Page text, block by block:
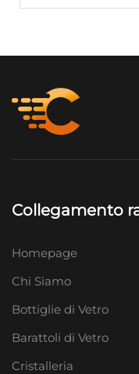
Collegamento
Homepage
Chi Siamo
Bottiglie di Vetro
Barattoli di Vetro
Cristalleria